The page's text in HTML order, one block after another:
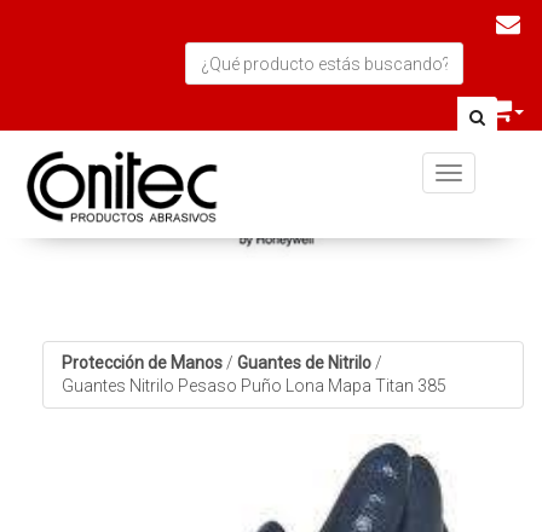
Toggle
Protección de Manos / Guantes de Nitrilo /
Guantes Nitrilo Pesaso Puño Lona Mapa Titan 385